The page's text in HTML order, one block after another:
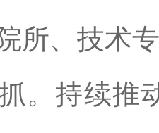
所、技术
持续推动